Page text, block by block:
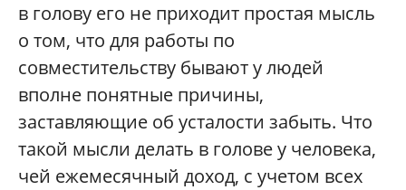
в голову его не приходит простая мысль
о том, что для работы по
совместительству бывают у людей
вполне понятные причины,
заставляющие об усталости забыть. Что
такой мысли делать в голове у человека,
чей ежемесячный доход, с учетом всех